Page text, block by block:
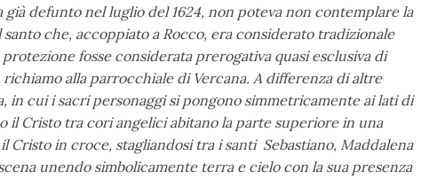
defunto nel luglio del 1624, non poteva non contemplare la
che, accoppiato a Rocco, era considerato tradizionale
fosse considerata prerogativa quasi esclusiva di
alla parrocchiale di Vercana. A differenza di altre
in cui i sacri personaggi si pongono simmetricamente ai lati di
il Cristo tra cori angelici abitano la parte superiore in una
in croce, stagliandosi tra i santi Sebastiano, Maddalena
unendo simbolicamente terra e cielo con la sua presenza